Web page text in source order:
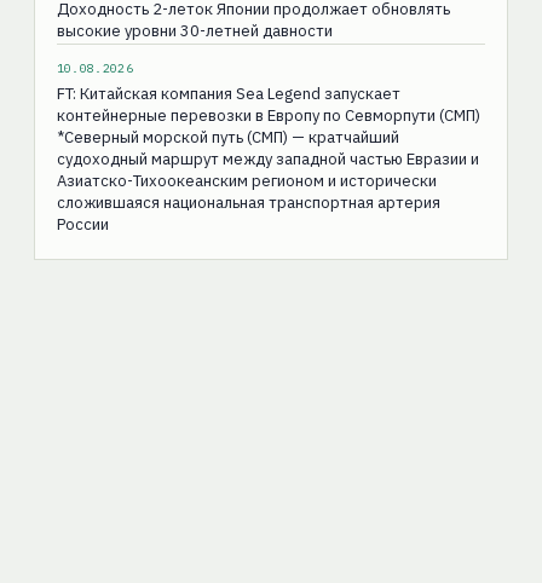
Доходность 2-леток Японии продолжает обновлять
высокие уровни 30-летней давности
10.08.2026
FT: Китайская компания Sea Legend запускает
контейнерные перевозки в Европу по Севморпути (СМП)
*Северный морской путь (СМП) — кратчайший
судоходный маршрут между западной частью Евразии и
Азиатско-Тихоокеанским регионом и исторически
сложившаяся национальная транспортная артерия
России